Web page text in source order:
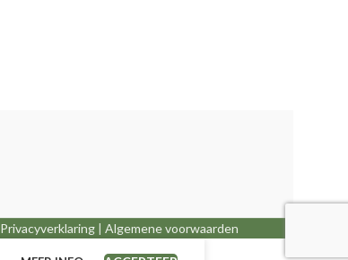
Privacyverklaring | Algemene voorwaarden